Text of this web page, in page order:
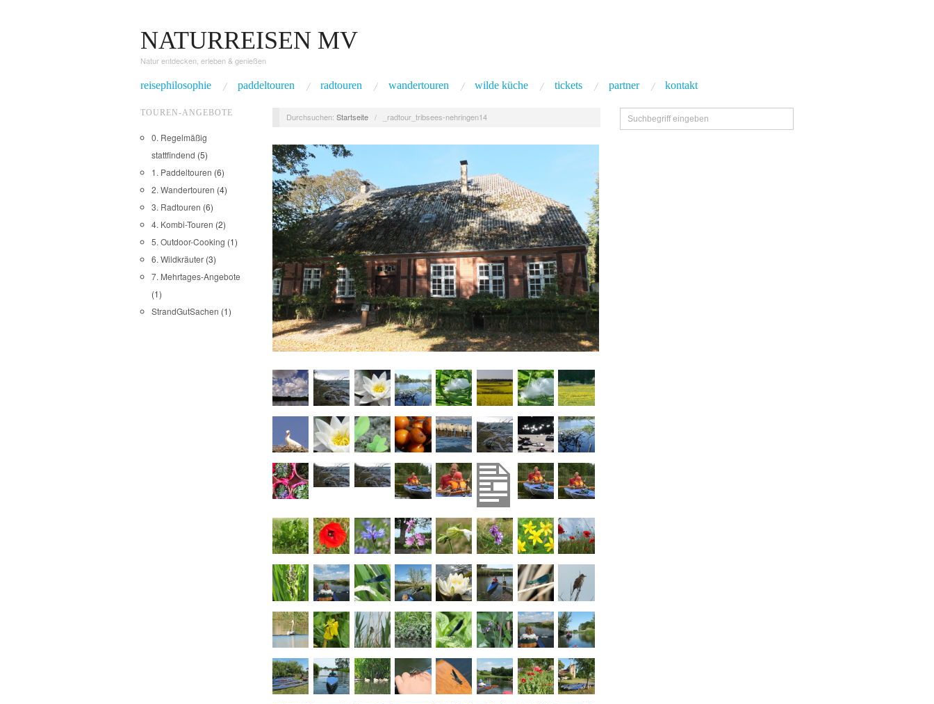
NATURREISEN MV
Natur entdecken, erleben & genießen
reisephilosophie paddeltouren radtouren wandertouren wilde küche tickets partner kontakt
TOUREN-ANGEBOTE
0. Regelmäßig
stattfindend (5)
1. Paddeltouren (6)
2. Wandertouren (4)
3. Radtouren (6)
4. Kombi-Touren (2)
5. Outdoor-Cooking (1)
6. Wildkräuter (3)
7. Mehrtages-Angebote
(1)
StrandGutSachen (1)
Durchsuchen: Startseite / _radtour_tribsees-nehringen14